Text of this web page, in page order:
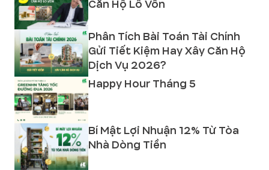
Căn Hộ Lỗ Vốn
Phân Tích Bài Toán Tài Chính
Gửi Tiết Kiệm Hay Xây Căn Hộ
Dịch Vụ 2026?
Happy Hour Tháng 5
Bí Mật Lợi Nhuận 12% Từ Tòa
Nhà Dòng Tiền